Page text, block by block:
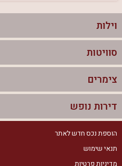
וילות
וילות בצפון
וילות להשכרה
וילות למסיבת רווקים
וילות נופש
סוויטות
סוויטות בצפון
צימרים לזוגות עם בריכה פרטית
צימרים יוקרתיים
צימרים
צימרים בצפון
צימרים לזוגות
צימרים למשפחות
דירות נופש
דירות נופש בצפון
הוספת נכס חדש לאתר
תנאי שימוש
מדיניות פרטיות